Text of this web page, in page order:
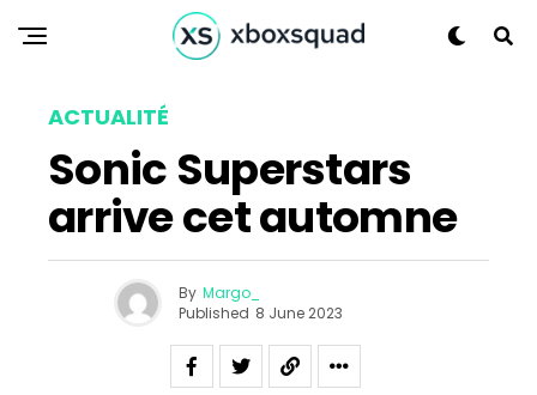
ACTUALITÉ
Sonic Superstars
arrive cet automne
By Margo_
Published 8 June 2023